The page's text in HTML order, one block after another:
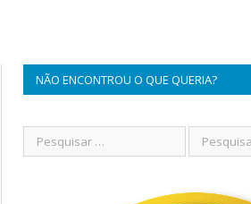
NÃO ENCONTROU O QUE QUERIA?